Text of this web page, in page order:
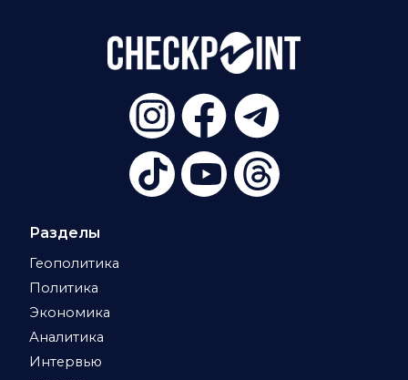
Разделы
Геополитика
Политика
Экономика
Аналитика
Интервью